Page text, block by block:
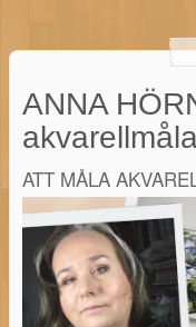
BLOGG
KONTAKTA
AKVARELL I SOMMAR
ANNA
ATT MÅLA